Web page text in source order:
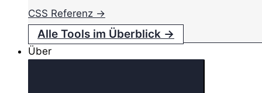
CSS Referenz →
Alle Tools im Überblick →
Über